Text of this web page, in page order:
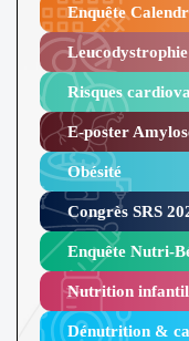
Enquête
Risques
E-poster
Obésité ​
Congrès SRS
Enquête Nutri-
Nutrition
Dénutrition &